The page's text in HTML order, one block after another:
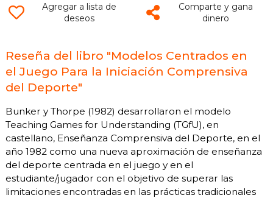
Agregar a lista de
deseos
Comparte y gana
dinero
Reseña del libro "Modelos Centrados en
el Juego Para la Iniciación Comprensiva
del Deporte"
Bunker y Thorpe (1982) desarrollaron el modelo
Teaching Games for Understanding (TGfU), en
castellano, Enseñanza Comprensiva del Deporte, en el
año 1982 como una nueva aproximación de enseñanza
del deporte centrada en el juego y en el
estudiante/jugador con el objetivo de superar las
limitaciones encontradas en las prácticas tradicionales